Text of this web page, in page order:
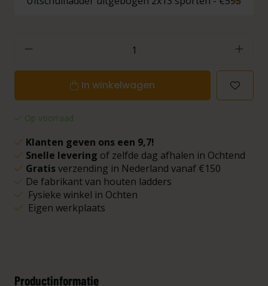
In winkelwagen
Op voorraad
Klanten geven ons een 9,7!
Snelle levering of zelfde dag afhalen in Ochtend
Gratisverzending in Nederland vanaf €150
De fabrikant van houten ladders
Fysieke winkel in Ochten
Eigen werkplaats
Productinformatie